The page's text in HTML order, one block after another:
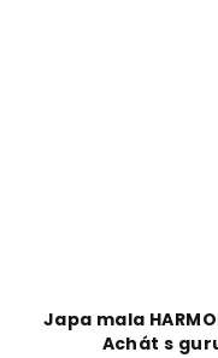
Japa mala
Achát s